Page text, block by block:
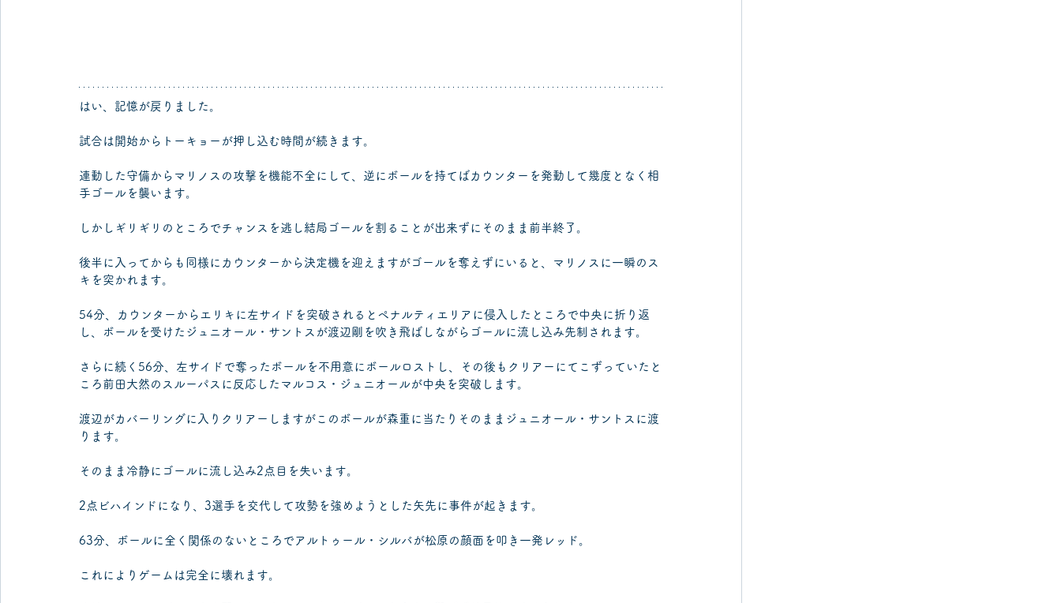
はい、記憶が戻りました。
試合は開始からトーキョーが押し込む時間が続きます。
連動した守備からマリノスの攻撃を機能不全にして、逆にボールを持てばカウンターを発動して幾度となく相
手ゴールを襲います。
しかしギリギリのところでチャンスを逃し結局ゴールを割ることが出来ずにそのまま前半終了。
後半に入ってからも同様にカウンターから決定機を迎えますがゴールを奪えずにいると、マリノスに一瞬のス
キを突かれます。
54分、カウンターからエリキに左サイドを突破されるとペナルティエリアに侵入したところで中央に折り返
し、ボールを受けたジュニオール・サントスが渡辺剛を吹き飛ばしながらゴールに流し込み先制されます。
さらに続く56分、左サイドで奪ったボールを不用意にボールロストし、その後もクリアーにてこずっていたと
ころ前田大然のスルーパスに反応したマルコス・ジュニオールが中央を突破します。
渡辺がカバーリングに入りクリアーしますがこのボールが森重に当たりそのままジュニオール・サントスに渡
ります。
そのまま冷静にゴールに流し込み2点目を失います。
2点ビハインドになり、3選手を交代して攻勢を強めようとした矢先に事件が起きます。
63分、ボールに全く関係のないところでアルトゥール・シルバが松原の顔面を叩き一発レッド。
これによりゲームは完全に壊れます。